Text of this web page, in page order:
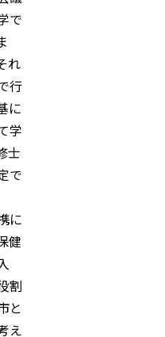
で
れ
行
に
学
士
で
に
健
割
と
え